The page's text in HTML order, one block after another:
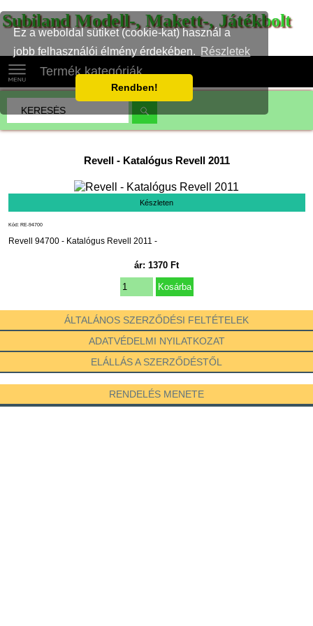
Ez a weboldal sütiket (cookie-kat) használ a
jobb felhasználói élmény érdekében.
Részletek
Rendben!
Subiland Modell-, Makett-, Játékbolt
Termék kategóriák
Revell - Katalógus Revell 2011
Készleten
Kód: RE-94700
Revell 94700 - Katalógus Revell 2011 -
ár: 1370 Ft
ÁLTALÁNOS SZERZŐDÉSI FELTÉTELEK
ADATVÉDELMI NYILATKOZAT
ELÁLLÁS A SZERZŐDÉSTŐL
RENDELÉS MENETE